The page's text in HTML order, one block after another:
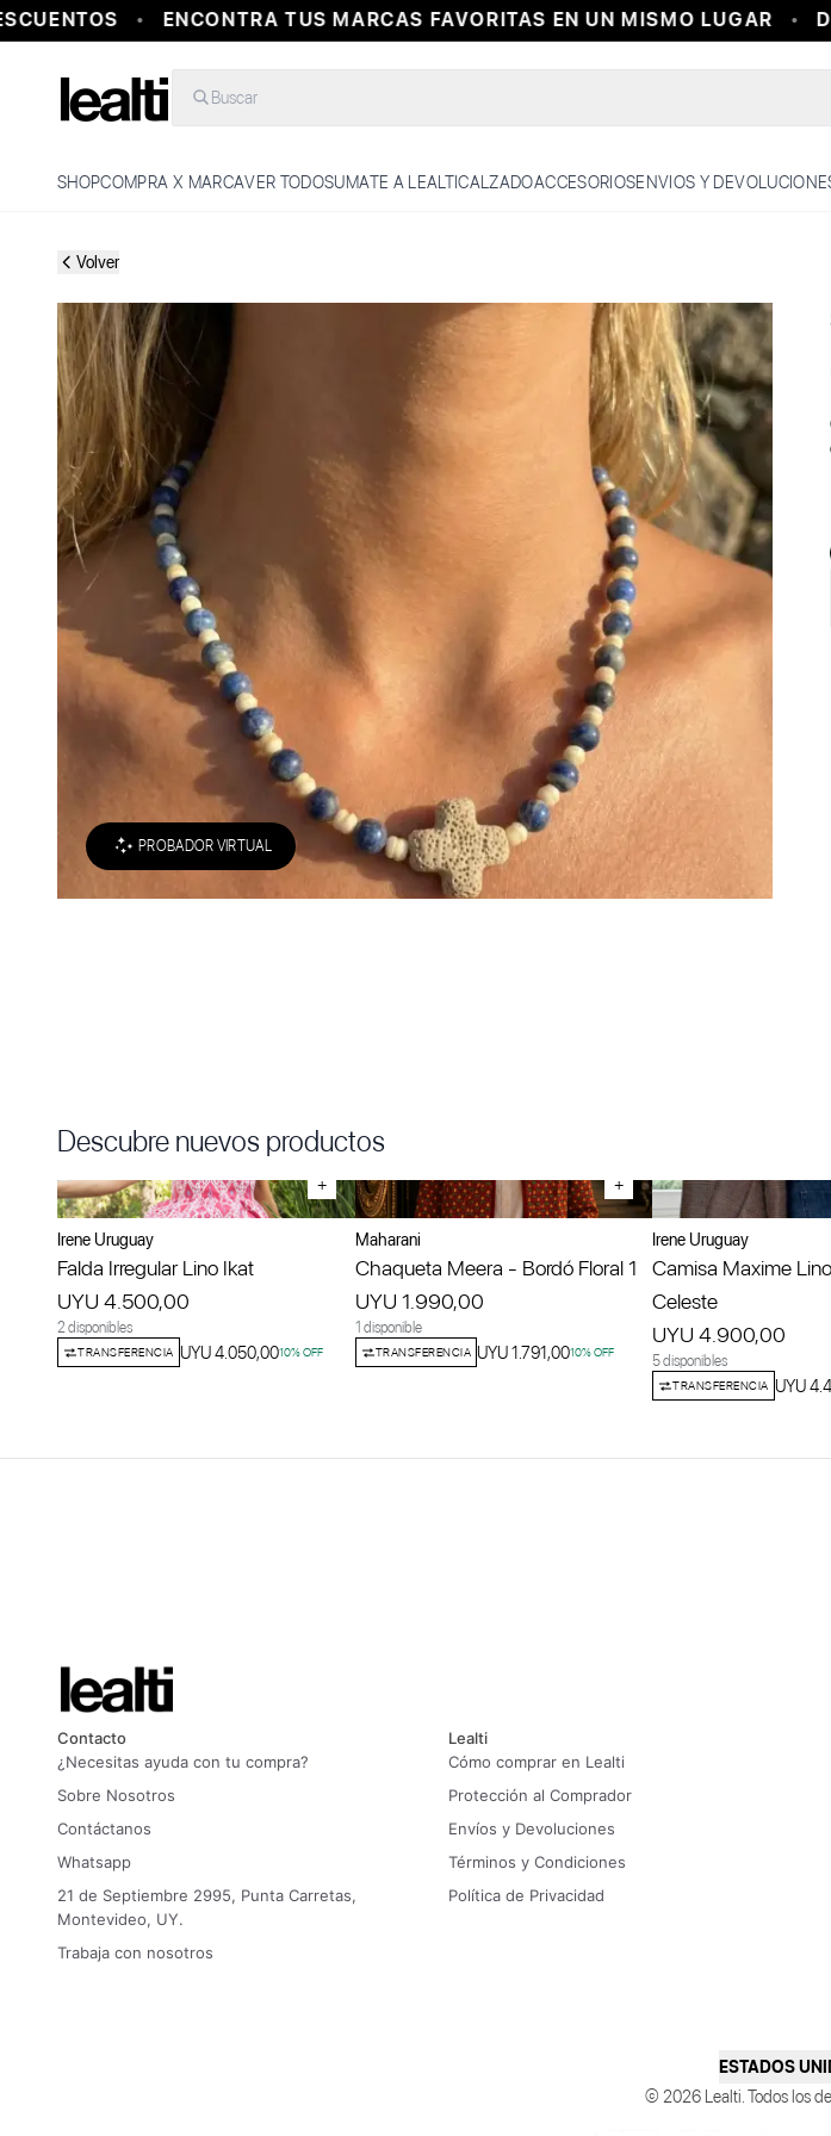
ENCONTRA TUS MARCAS FAVORITAS EN UN MISMO LUGAR
Buscar
SHOPCOMPRA X MARCAVER TODOSUMATE A LEALTICALZADOACCESORIOSENVIOS Y
Volver
PROBADOR VIRTUAL
Descubre nuevos productos
+
Irene Uruguay
Falda Irregular Lino Ikat
UYU 4.500,00
2 disponibles
TRANSFERENCIA UYU 4.050,0010% OFF
+
Maharani
Chaqueta Meera - Bordó Floral 1
UYU 1.990,00
1 disponible
TRANSFERENCIA UYU 1.791,0010% OFF
Irene Uruguay
Camisa Maxime
Celeste
UYU 4.900,00
5 disponibles
TRANSFERENCIA UYU
Contacto
¿Necesitas ayuda con tu compra?
Sobre Nosotros
Contáctanos
Whatsapp
21 de Septiembre 2995, Punta Carretas,
Montevideo, UY.
Trabaja con nosotros
Lealti
Cómo comprar en Lealti
Protección al Comprador
Envíos y Devoluciones
Términos y Condiciones
Política de Privacidad
ESTADOS
© 2026 Lealti. Todos los